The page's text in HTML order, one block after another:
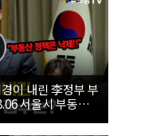
이 내린 李정부 부
서울시 부동산